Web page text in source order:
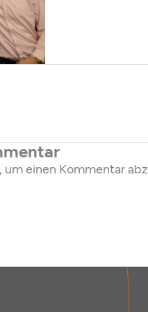
um einen Kommentar